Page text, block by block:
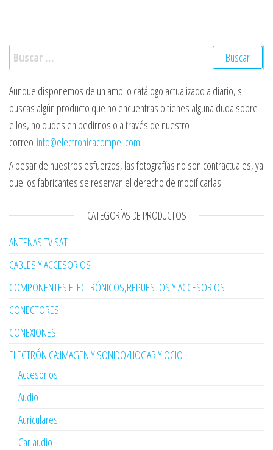
Buscar:
Aunque disponemos de un amplio catálogo actualizado a diario, si
buscas algún producto que no encuentras o tienes alguna duda sobre
ellos, no dudes en pedírnoslo a través de nuestro
correo info@electronicacompel.com.
A pesar de nuestros esfuerzos, las fotografías no son contractuales, ya
que los fabricantes se reservan el derecho de modificarlas.
CATEGORÍAS DE PRODUCTOS
ANTENAS TV SAT
CABLES Y ACCESORIOS
COMPONENTES ELECTRÓNICOS,REPUESTOS Y ACCESORIOS
CONECTORES
CONEXIONES
ELECTRÓNICA:IMAGEN Y SONIDO/HOGAR Y OCIO
Accesorios
Audio
Auriculares
Car audio